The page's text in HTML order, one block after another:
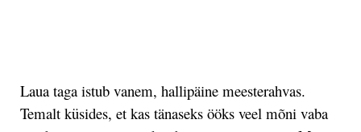
Laua taga istub vanem, hallipäine meesterahvas.
Temalt küsides, et kas tänaseks ööks veel mõni vaba